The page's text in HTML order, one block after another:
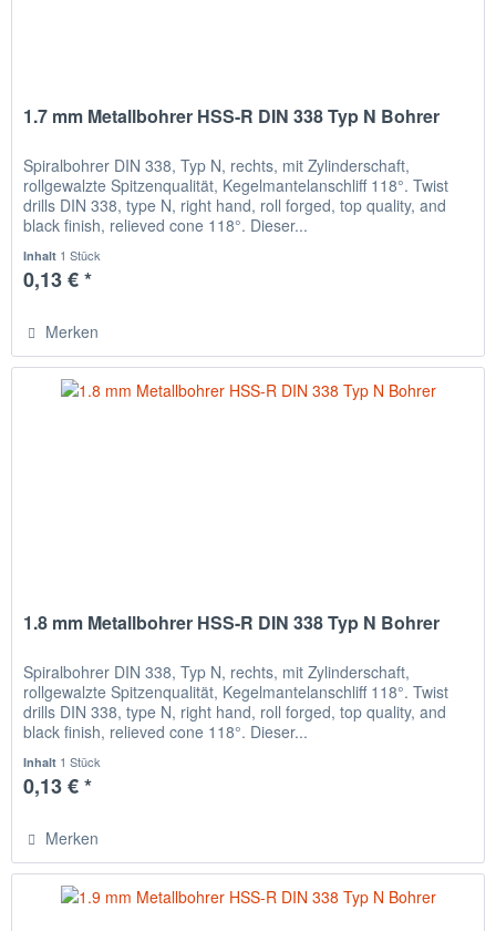
1.7 mm Metallbohrer HSS-R DIN 338 Typ N Bohrer
Spiralbohrer DIN 338, Typ N, rechts, mit Zylinderschaft,
rollgewalzte Spitzenqualität, Kegelmantelanschliff 118°. Twist
drills DIN 338, type N, right hand, roll forged, top quality, and
black finish, relieved cone 118°. Dieser...
Inhalt 1 Stück
0,13 € *
Merken
1.8 mm Metallbohrer HSS-R DIN 338 Typ N Bohrer
Spiralbohrer DIN 338, Typ N, rechts, mit Zylinderschaft,
rollgewalzte Spitzenqualität, Kegelmantelanschliff 118°. Twist
drills DIN 338, type N, right hand, roll forged, top quality, and
black finish, relieved cone 118°. Dieser...
Inhalt 1 Stück
0,13 € *
Merken